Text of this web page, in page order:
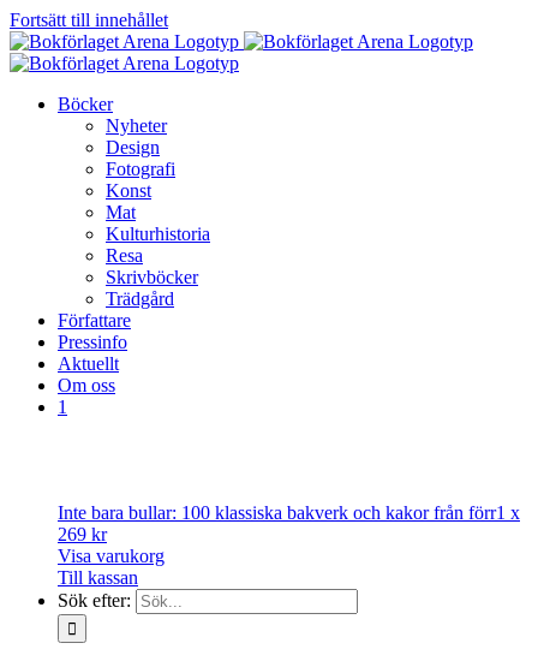
Fortsätt till innehållet
Böcker
Nyheter
Design
Fotografi
Konst
Mat
Kulturhistoria
Resa
Skrivböcker
Trädgård
Författare
Pressinfo
Aktuellt
Om oss
1
Inte bara bullar: 100 klassiska bakverk och kakor från förr1 x
269 kr
Visa varukorg
Till kassan
Sök efter: